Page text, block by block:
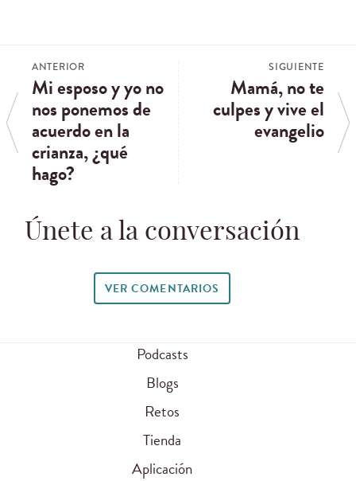
ANTERIOR
Mi esposo y yo no
nos ponemos de
acuerdo en la
crianza, ¿qué
hago?
SIGUIENTE
Mamá, no te
culpes y vive el
evangelio
Únete a la conversación
VER COMENTARIOS
Podcasts
Blogs
Retos
Tienda
Aplicación